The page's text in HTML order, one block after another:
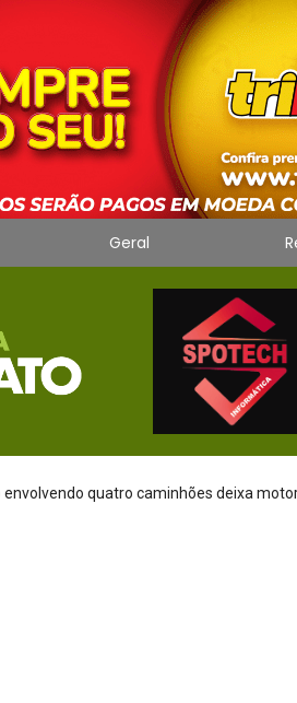
Geral
quatro caminhões deixa motorista